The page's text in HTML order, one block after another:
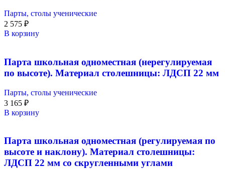
Парты, столы ученические
2 575 ₽
В корзину
Парта школьная одноместная (нерегулируемая
по высоте). Материал столешницы: ЛДСП 22 мм
Парты, столы ученические
3 165 ₽
В корзину
Парта школьная одноместная (регулируемая по
высоте и наклону). Материал столешницы:
ЛДСП 22 мм со скругленными углами